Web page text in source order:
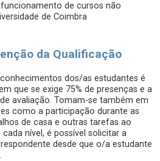
de cursos não
de Coimbra
da Qualificação
dos/as estudantes é
que se exige 75% de presenças e a
avaliação. Tomam-se também em
como a participação durante as
de casa e outras tarefas ao
nível, é possível solicitar a
desde que o/a estudante